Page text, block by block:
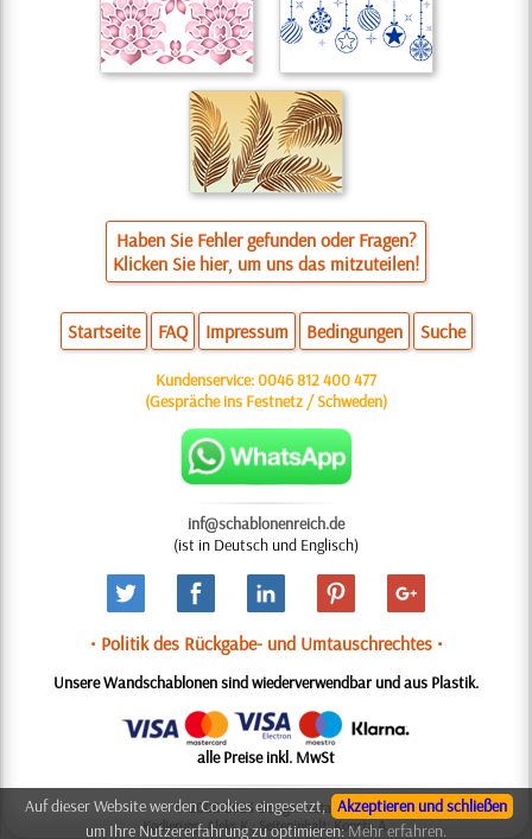
Haben Sie Fehler gefunden oder Fragen?
Klicken Sie hier, um uns das mitzuteilen!
Startseite FAQ Impressum Bedingungen Suche
Kundenservice:0046 812 400 477
(Gespräche ins Festnetz / Schweden)
inf@schablonenreich.de
(ist in Deutsch und Englisch)
• Politik des Rückgabe- und Umtauschrechtes •
Unsere Wandschablonen sind wiederverwendbar und aus Plastik.
alle Preise inkl. MwSt
© 2006-2025 Design: Natali M.
Kodierung: Aleks K.; Seiteninhalt: Konsta A.
Akzeptieren und schließen
Auf dieser Website werden Cookies eingesetzt,
um Ihre Nutzererfahrung zu optimieren: Mehr erfahren.